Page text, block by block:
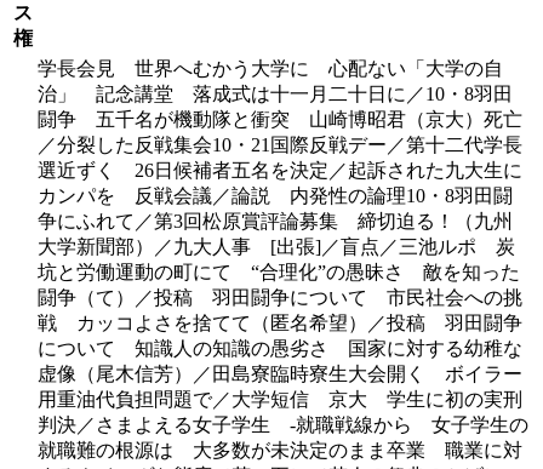
ス
権
学長会見 世界へむかう大学に 心配ない「大学の自
治」 記念講堂 落成式は十一月二十日に／10・8羽田
闘争 五千名が機動隊と衝突 山崎博昭君（京大）死亡
／分裂した反戦集会10・21国際反戦デー／第十二代学長
選近ずく 26日候補者五名を決定／起訴された九大生に
カンパを 反戦会議／論説 内発性の論理10・8羽田闘
争にふれて／第3回松原賞評論募集 締切迫る！（九州
大学新聞部）／九大人事 [出張]／盲点／三池ルポ 炭
坑と労働運動の町にて “合理化”の愚昧さ 敵を知った
闘争（て）／投稿 羽田闘争について 市民社会への挑
戦 カッコよさを捨てて（匿名希望）／投稿 羽田闘争
について 知識人の知識の愚劣さ 国家に対する幼稚な
虚像（尾木信芳）／田島寮臨時寮生大会開く ボイラー
用重油代負担問題で／大学短信 京大 学生に初の実刑
判決／さまよえる女子学生 -就職戦線から 女子学生の
就職難の根源は 大多数が未決定のまま卒業 職業に対